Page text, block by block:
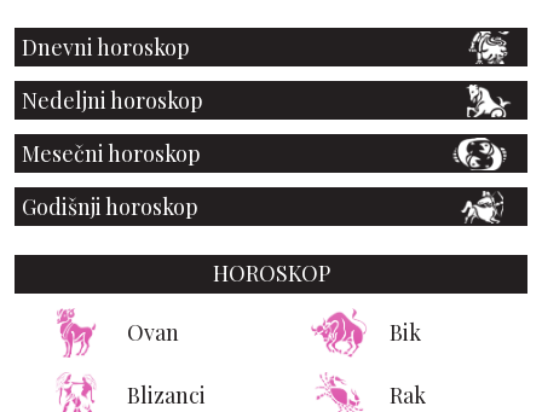
Dnevni horoskop
Nedeljni horoskop
Mesečni horoskop
Godišnji horoskop
HOROSKOP
Ovan Bik
Blizanci Rak